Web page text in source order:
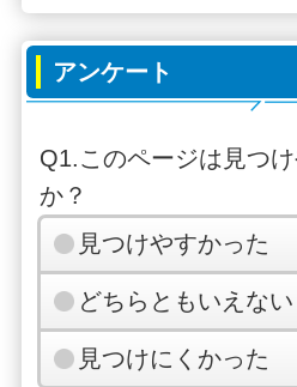
アンケート
Q1.このページは見つ
か？
見つけやすかった
どちらともいえない
見つけにくかった